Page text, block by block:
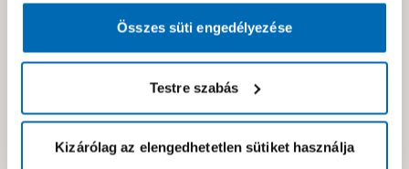
Összes süti engedélyezése
Testre szabás
Kizárólag az elengedhetetlen sütiket használja
Neked ajánljuk!